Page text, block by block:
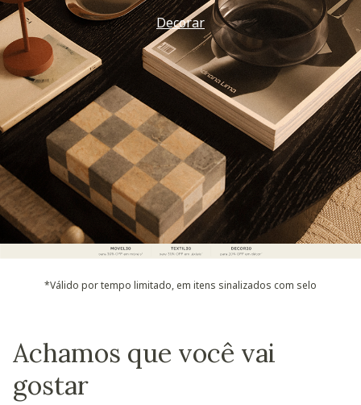
Vem ver
*Válido por tempo limitado, em itens sinalizados com selo
Achamos que você vai
gostar